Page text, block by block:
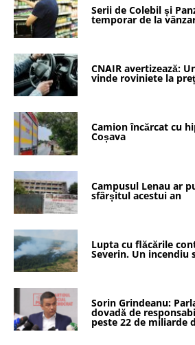
Serii de Colebil și
temporar de la
CNAIR avertizează:
vinde roviniete la
Camion încărcat cu
Coșava
Campusul Lenau ar
sfârșitul acestui an
Lupta cu flăcările
Severin. Un incendiu
Sorin Grindeanu:
dovadă de
peste 22 de miliarde